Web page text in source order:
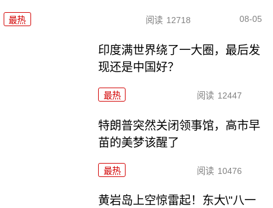
最热 阅读 12718 08-05
印度满世界绕了一大圈，最后发
现还是中国好？
最热 阅读 12447
特朗普突然关闭领事馆，高市早
苗的美梦该醒了
最热 阅读 10476
黄岩岛上空惊雷起！东大\"八一